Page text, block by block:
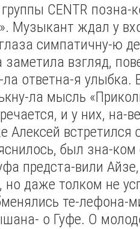
CENTR позна-
Музыкант ждал у
симпатичну-ю
взгляд,
ответна-я улыбка.
ла мысль
и у них, на-
Алексей встретился
был зна-ком
предста-вили
но даже толком не
те-лефона-
о Гуфе. О